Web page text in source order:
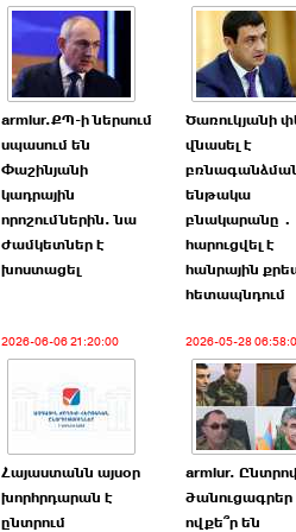
armlur.ՔՊ-ի ներսում
սպասում են
Փաշինյանի
կադրային
որոշումներին. նա
ժամկետներ է
խոստացել
Ծառուկյանի
վնասել է
ենթակա
բնակարանը․
հարուցվել է
հանրային
հետապնդում
2026-06-06 21:20:00
Հայաստանն այսօր
խորհրդարան է
ընտրում
2026-05-28
armlur.
ովքե՞ր են